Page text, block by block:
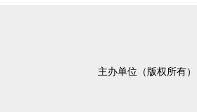
主办单位（版权所有